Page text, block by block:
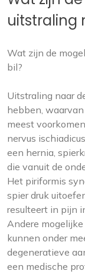
uitstraling
Wat zijn de
bil?
Uitstraling naar
hebben,
meest
nervus
een hernia,
die vanuit de
Het piriformis
spier druk
resulteert in pijn
Andere
kunnen onder
degeneratieve
een medische